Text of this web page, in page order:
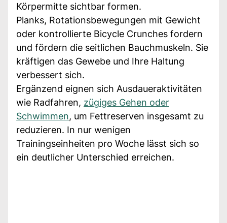
Körpermitte sichtbar formen.
Planks, Rotationsbewegungen mit Gewicht
oder kontrollierte Bicycle Crunches fordern
und fördern die seitlichen Bauchmuskeln. Sie
kräftigen das Gewebe und Ihre Haltung
verbessert sich.
Ergänzend eignen sich Ausdaueraktivitäten
wie Radfahren, zügiges Gehen oder
Schwimmen, um Fettreserven insgesamt zu
reduzieren. In nur wenigen
Trainingseinheiten pro Woche lässt sich so
ein deutlicher Unterschied erreichen.